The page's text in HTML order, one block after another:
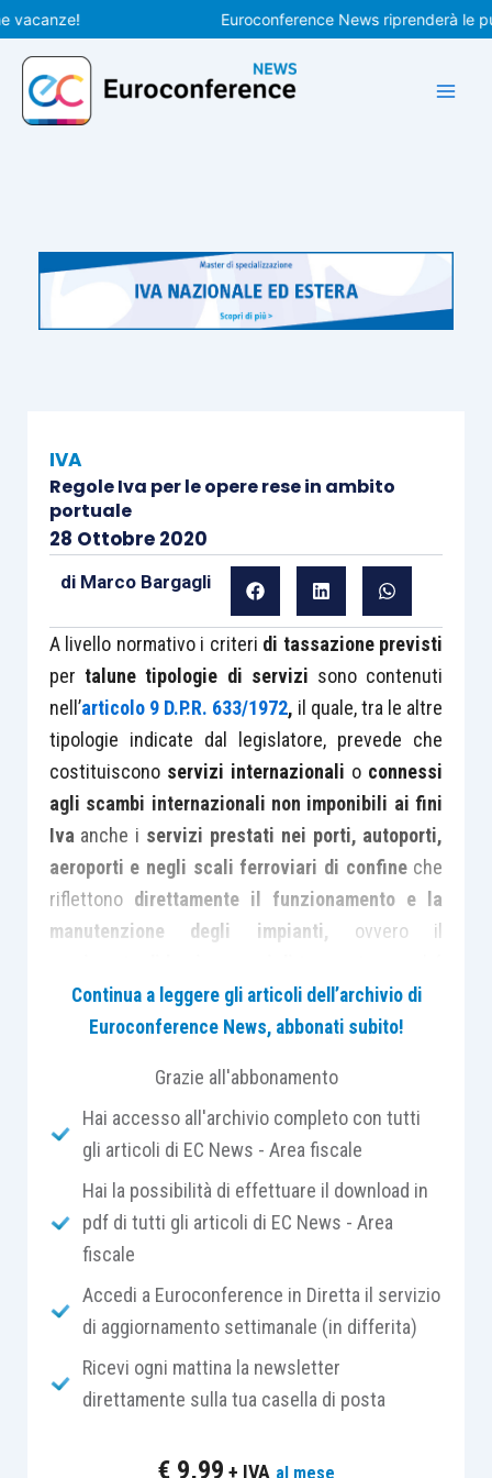
Vai
al
contenuto
Euroconference News riprenderà le
IVA
Regole Iva per le opere rese in ambito
portuale
28 Ottobre 2020
di Marco Bargagli
A livello normativo i criteri di tassazione previsti
per talune tipologie di servizi sono contenuti
nell’articolo 9 D.P.R. 633/1972, il quale, tra le altre
tipologie indicate dal legislatore, prevede che
costituiscono servizi internazionali o connessi
agli scambi internazionali non imponibili ai fini
Iva anche i servizi prestati nei porti, autoporti,
aeroporti e negli scali ferroviari di confineche
riflettono direttamente il funzionamento e la
manutenzione degli impianti, ovvero il
quelliresi dagli agenti marittimi
raccomandatari.
servizi, già in passato sono state diramate dalla
prassi amministrativa specifiche indicazioni
risoluzione AdE 118/E/2008), ponendo in
evidenza che iservizi prestati nei porti,
autoporti, aeroporti e negli scali ferroviari di
confine
godono del particolare regime di non
imponibilità ai fini Iva.
Tuttavia, dette prestazioni di servizi devono
riflettere direttamente il funzionamento e la
Continua a leggere gli articoli dell’archivio di
Euroconference News, abbonati subito!
Grazie all'abbonamento
Hai accesso all'archivio completo con tutti
gli articoli di EC News - Area fiscale
Hai la possibilità di effettuare il download in
pdf di tutti gli articoli di EC News - Area
fiscale
Accedi a Euroconference in Diretta il servizio
di aggiornamento settimanale (in differita)
Ricevi ogni mattina la newsletter
direttamente sulla tua casella di posta
€ 9,99 + IVA al mese